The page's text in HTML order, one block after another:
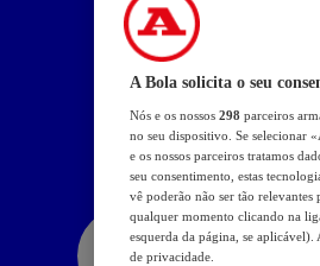
A Bola solicita o seu
Nós e os nossos 298 parceiros
no seu dispositivo. Se selecionar
e os nossos parceiros tratamos
seu consentimento, estas
vê poderão não ser tão relevantes
qualquer momento clicando na
esquerda da página, se aplicável).
de privacidade.